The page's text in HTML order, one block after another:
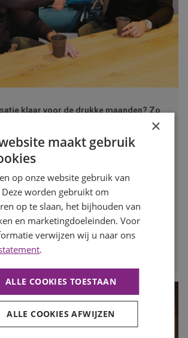
klaar voor de drukke maanden? Zo
komt de arbeidsmarkt weer volop in
werkgevers is dit hét moment om vooruit
tijd in te spelen op de personeelsbehoefte
maanden. In deze blog lees je waarom
werven het verschil kan maken.
×
maakt gebruik
op onze website gebruik van
Deze worden gebruikt om
op te slaan, het bijhouden van
en marketingdoeleinden. Voor
verwijzen wij u naar ons
.
ALLE COOKIES TOESTAAN
ALLE COOKIES AFWIJZEN